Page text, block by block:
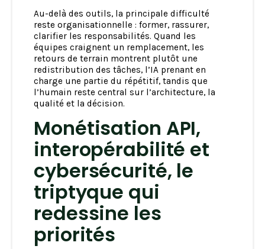
Au-delà des outils, la principale difficulté
reste organisationnelle : former, rassurer,
clarifier les responsabilités. Quand les
équipes craignent un remplacement, les
retours de terrain montrent plutôt une
redistribution des tâches, l’IA prenant en
charge une partie du répétitif, tandis que
l’humain reste central sur l’architecture, la
qualité et la décision.
Monétisation API,
interopérabilité et
cybersécurité, le
triptyque qui
redessine les
priorités